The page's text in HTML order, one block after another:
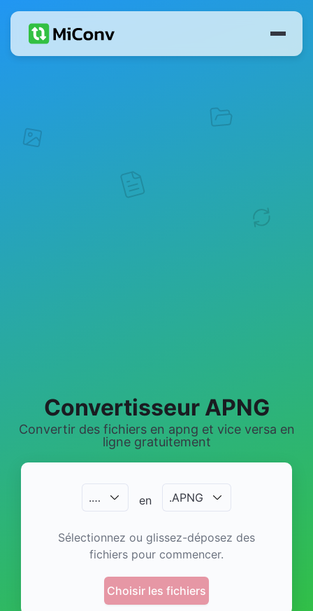
Convertisseur APNG
Convertir des fichiers en apng et vice versa en
ligne gratuitement
.… en .APNG
Sélectionnez ou glissez-déposez des
fichiers pour commencer.
Choisir les fichiers